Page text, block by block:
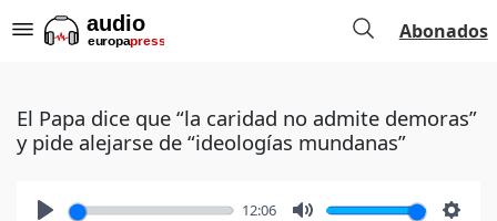
Abonados
El Papa dice que “la caridad no admite demoras”
y pide alejarse de “ideologías mundanas”
12:06